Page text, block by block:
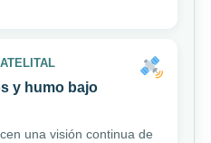
y humo bajo
una visión continua de